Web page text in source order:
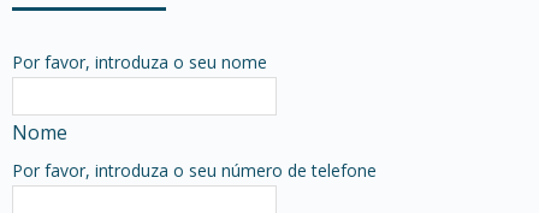
Por favor, introduza o seu nome
Nome
Por favor, introduza o seu número de telefone